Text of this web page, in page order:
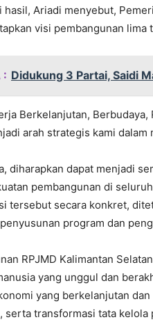
Ariadi menyebut,
visi pembangunan lima
: Didukung 3 Partai, Saidi
Berkelanjutan,
arah strategis kami
diharapkan dapat menjadi
pembangunan di
tersebut secara konkret,
program dan
RPJMD Kalimantan
yang unggul dan
yang berkelanjutan
serta transformasi tata